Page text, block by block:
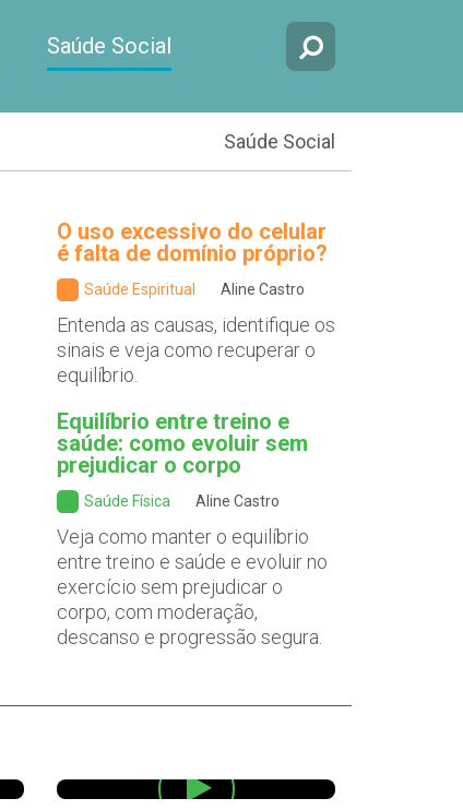
Saúde Social
Saúde Social
O uso excessivo do celular
é falta de domínio próprio?
Saúde Espiritual Aline Castro
Entenda as causas, identifique os
sinais e veja como recuperar o
equilíbrio.
Equilíbrio entre treino e
saúde: como evoluir sem
prejudicar o corpo
Saúde Física Aline Castro
Veja como manter o equilíbrio
entre treino e saúde e evoluir no
exercício sem prejudicar o
corpo, com moderação,
descanso e progressão segura.